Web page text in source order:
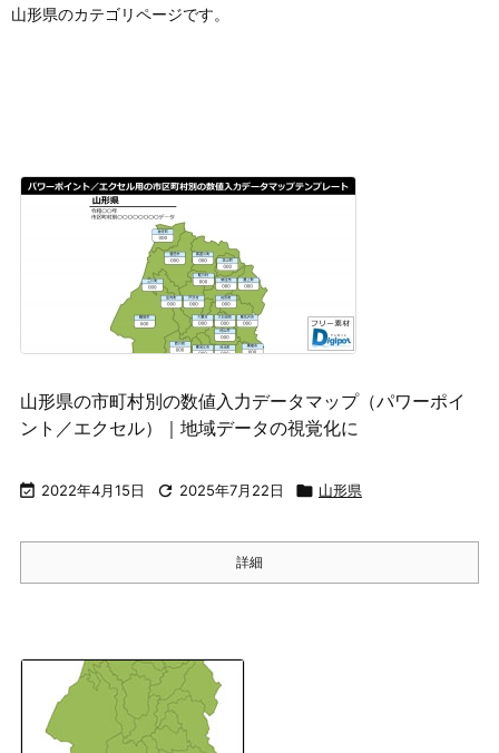
山形県のカテゴリページです。
山形県の市町村別の数値入力データマップ（パワーポイ
ント／エクセル）｜地域データの視覚化に
 2022年4月15日  2025年7月22日  山形県
詳細